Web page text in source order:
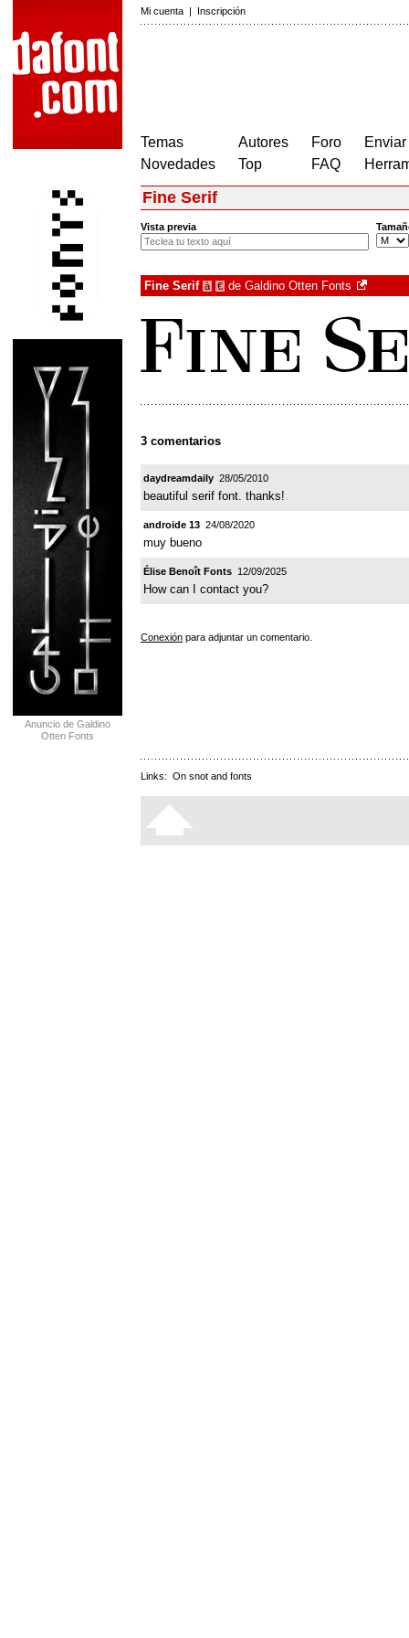
Mi cuenta | Inscripción
Temas
Novedades
Autores
Top
Foro
FAQ
Anuncio de Galdino
Otten Fonts
Fine Serif
Vista previa
Fine Serif à € de Galdino Otten Fonts
3 comentarios
daydreamdaily 28/05/2010
beautiful serif font. thanks!
androide 13 24/08/2020
muy bueno
Élise Benoît Fonts 12/09/2025
How can I contact you?
Conexión para adjuntar un comentario.
Links: On snot and fonts